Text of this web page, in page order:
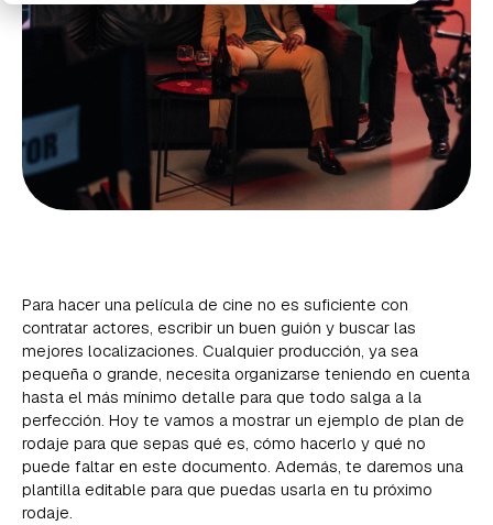
Para hacer una película de cine no es suficiente con
contratar actores, escribir un buen guión y buscar las
mejores localizaciones. Cualquier producción, ya sea
pequeña o grande, necesita organizarse teniendo en cuenta
hasta el más mínimo detalle para que todo salga a la
perfección. Hoy te vamos a mostrar un ejemplo de plan de
rodaje para que sepas qué es, cómo hacerlo y qué no
puede faltar en este documento. Además, te daremos una
plantilla editable para que puedas usarla en tu próximo
rodaje.